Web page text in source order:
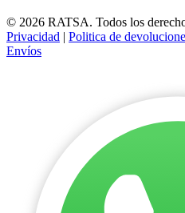
© 2026 RATSA. Todos los
Privacidad | Politica de
Envíos